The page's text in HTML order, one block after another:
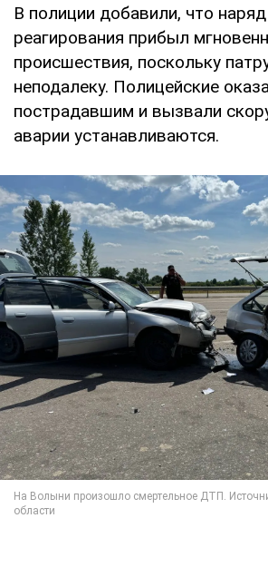
В полиции добавили, что
реагирования прибыл
происшествия, поскольку
неподалеку. Полицейские
пострадавшим и вызвали
аварии устанавливаются.